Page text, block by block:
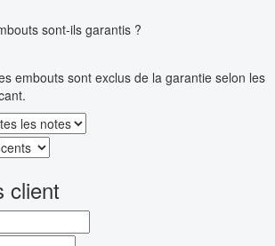
sont-ils garantis ?
embouts sont exclus de la garantie selon les
client